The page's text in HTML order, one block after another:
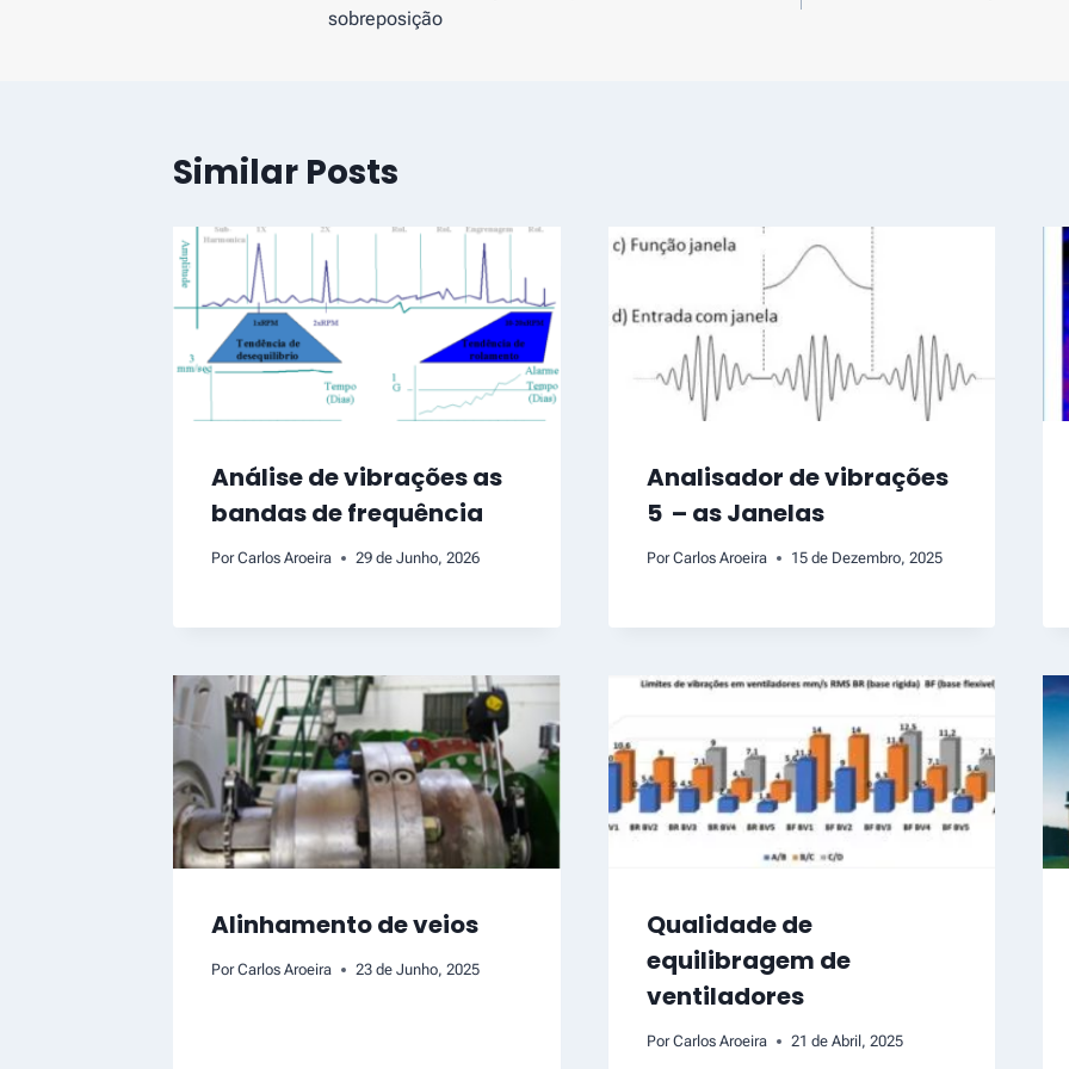
sobreposição
Similar Posts
Análise de vibrações as
bandas de frequência
Por Carlos Aroeira 29 de Junho, 2026
Analisador de vibrações
5 – as Janelas
Por Carlos Aroeira 15 de Dezembro, 2025
Alinhamento de veios
Por Carlos Aroeira 23 de Junho, 2025
Qualidade de
equilibragem de
ventiladores
Por Carlos Aroeira 21 de Abril, 2025